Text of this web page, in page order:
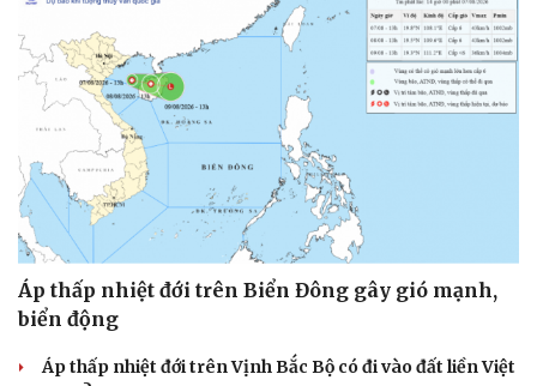
Áp thấp nhiệt đới trên Biển Đông gây gió mạnh,
biển động
Áp thấp nhiệt đới trên Vịnh Bắc Bộ có đi vào đất liền Việt